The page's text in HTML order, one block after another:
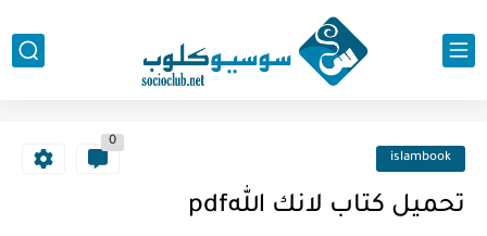
islambook
0
تحميل كتاب لانك اللهpdf